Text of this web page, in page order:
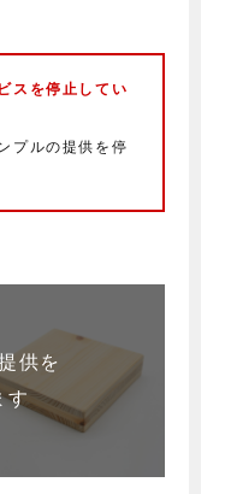
スを停止してい
プルの提供を停